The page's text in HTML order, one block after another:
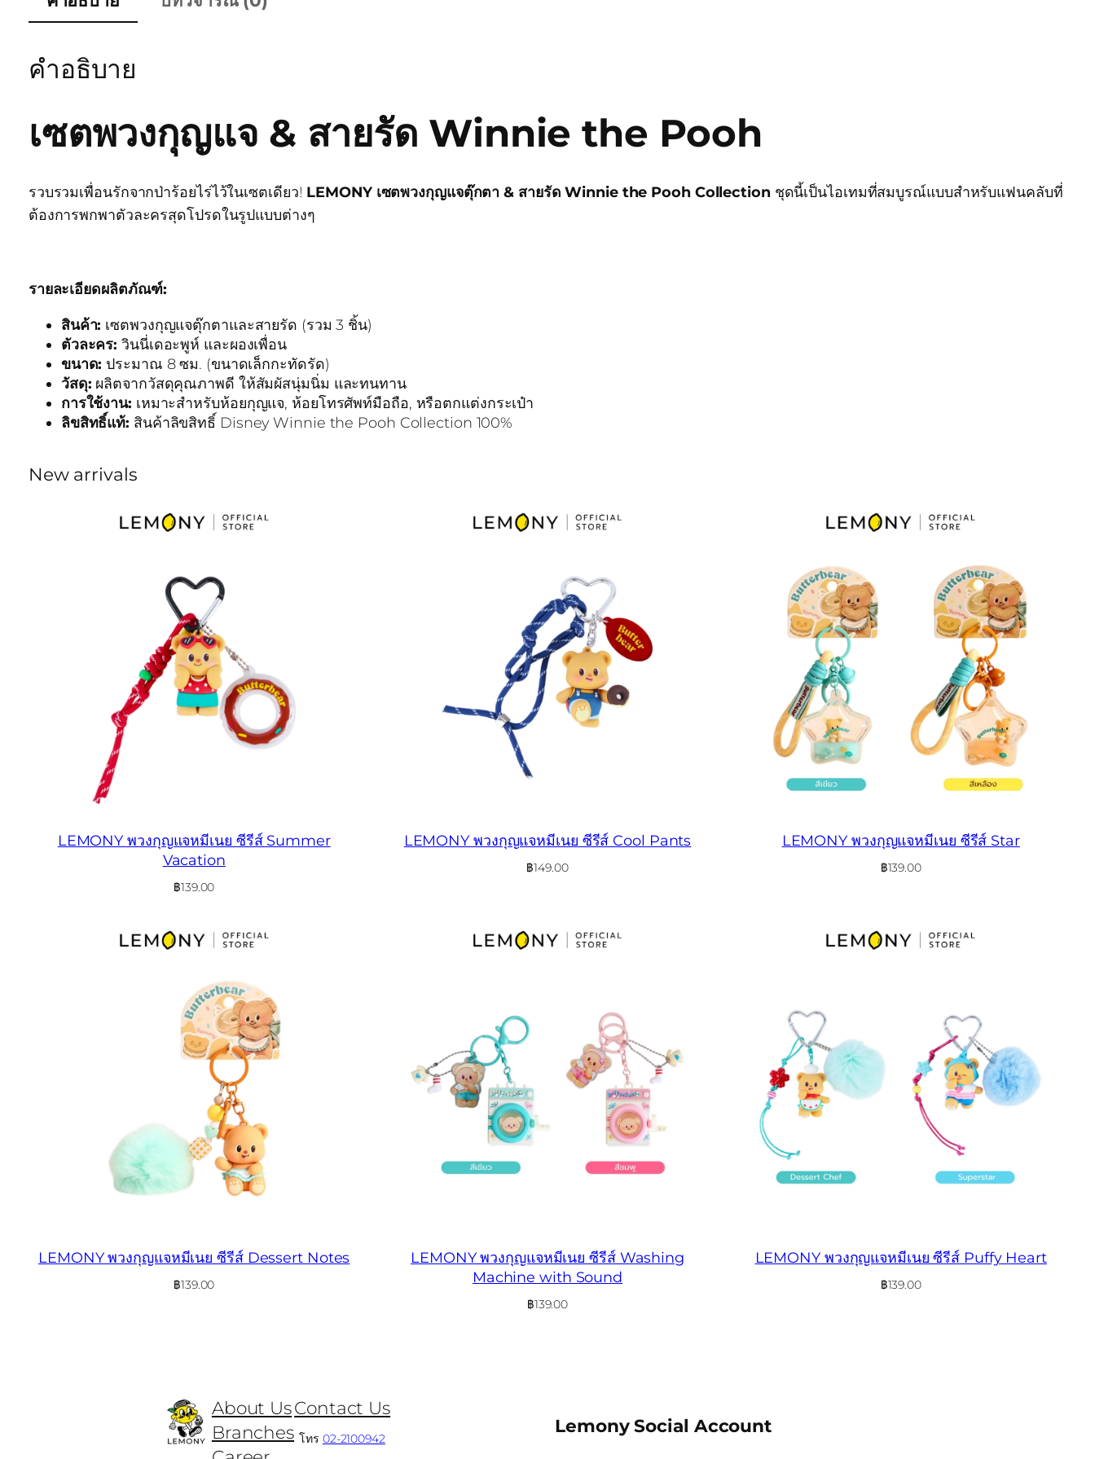
คำอธิบาย
เซตพวงกุญแจ & สายรัด Winnie the Pooh
รวบรวมเพื่อนรักจากป่าร้อยไร่ไว้ในเซตเดียว! LEMONY เซตพวงกุญแจตุ๊กตา & สายรัด Winnie the Pooh Collection ชุดนี้เป็นไอเทมที่สมบูรณ์แบบสำหรับแฟนคลับที่
ต้องการพกพาตัวละครสุดโปรดในรูปแบบต่างๆ
รายละเอียดผลิตภัณฑ์:
สินค้า: เซตพวงกุญแจตุ๊กตาและสายรัด (รวม 3 ชิ้น)
ตัวละคร: วินนี่เดอะพูห์ และผองเพื่อน
ขนาด: ประมาณ 8 ซม. (ขนาดเล็กกะทัดรัด)
วัสดุ: ผลิตจากวัสดุคุณภาพดี ให้สัมผัสนุ่มนิ่ม และทนทาน
การใช้งาน: เหมาะสำหรับห้อยกุญแจ, ห้อยโทรศัพท์มือถือ, หรือตกแต่งกระเป๋า
ลิขสิทธิ์แท้: สินค้าลิขสิทธิ์ Disney Winnie the Pooh Collection 100%
New arrivals
LEMONY พวงกุญแจหมีเนย ซีรีส์ Summer
Vacation
฿139.00
LEMONY พวงกุญแจหมีเนย ซีรีส์ Cool Pants
฿149.00
LEMONY พวงกุญแจหมีเนย ซีรีส์ Star
฿139.00
LEMONY พวงกุญแจหมีเนย ซีรีส์ Dessert Notes
฿139.00
LEMONY พวงกุญแจหมีเนย ซีรีส์ Washing
Machine with Sound
฿139.00
LEMONY พวงกุญแจหมีเนย ซีรีส์ Puffy Heart
฿139.00
About Us
Branches
Contact Us
โทร 02-2100942
Lemony Social Account